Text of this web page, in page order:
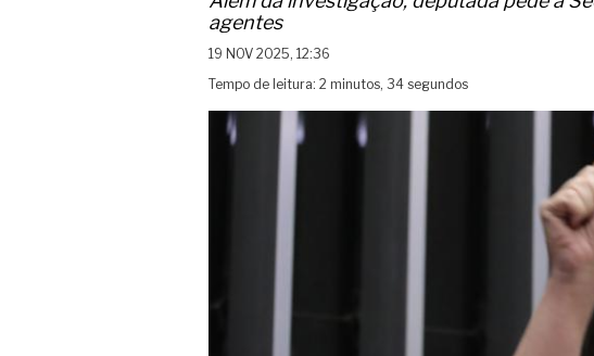
agentes
19 NOV 2025, 12:36
Tempo de leitura: 2 minutos, 34 segundos